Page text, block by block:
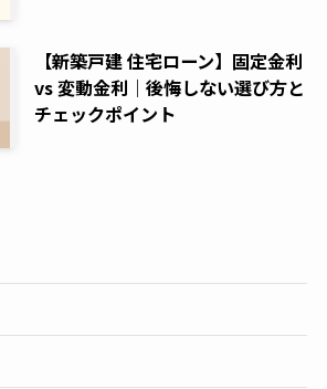
【新築戸建 住宅ローン】固定金利
vs 変動金利｜後悔しない選び方と
チェックポイント